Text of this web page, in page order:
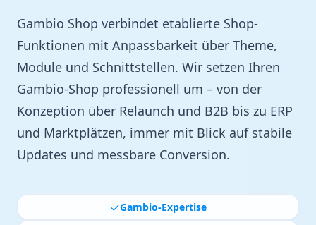
Gambio Shop verbindet etablierte Shop-
Funktionen mit Anpassbarkeit über Theme,
Module und Schnittstellen. Wir setzen Ihren
Gambio-Shop professionell um – von der
Konzeption über Relaunch und B2B bis zu ERP
und Marktplätzen, immer mit Blick auf stabile
Updates und messbare Conversion.
Gambio-Expertise